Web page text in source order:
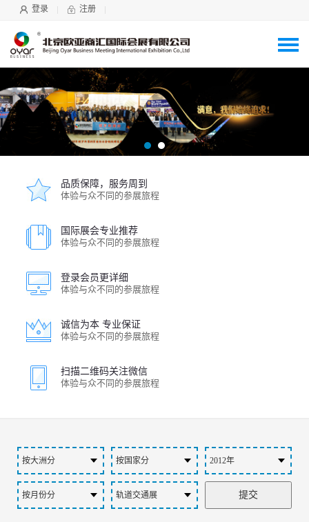
登录 注册
品质保障，服务周到
体验与众不同的参展旅程
国际展会专业推荐
体验与众不同的参展旅程
登录会员更详细
体验与众不同的参展旅程
诚信为本 专业保证
体验与众不同的参展旅程
扫描二维码关注微信
体验与众不同的参展旅程